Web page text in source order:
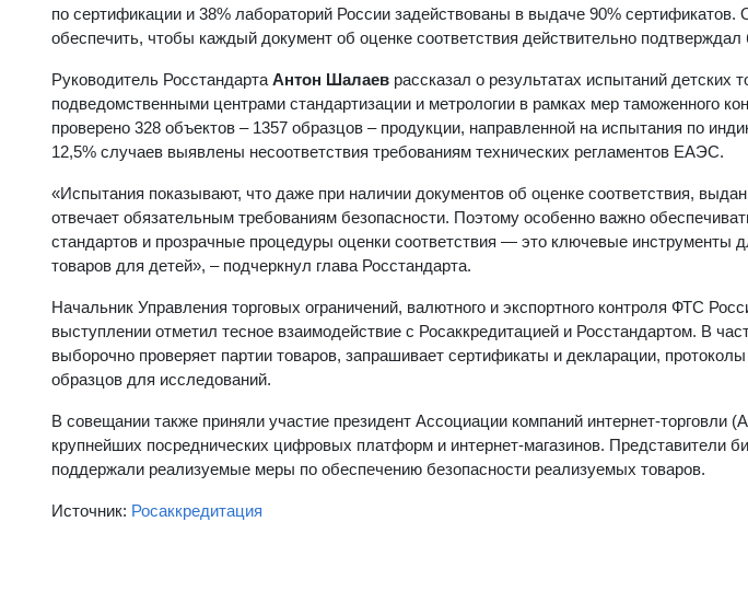
по сертификации и 38% лабораторий России задействованы в выдаче 90% сертификатов.
обеспечить, чтобы каждый документ об оценке соответствия действительно подтверждал
Руководитель Росстандарта Антон Шалаев рассказал о результатах испытаний детских
подведомственными центрами стандартизации и метрологии в рамках мер таможенного
проверено 328 объектов – 1357 образцов – продукции, направленной на испытания по
12,5% случаев выявлены несоответствия требованиям технических регламентов ЕАЭС.
«Испытания показывают, что даже при наличии документов об оценке соответствия,
отвечает обязательным требованиям безопасности. Поэтому особенно важно
стандартов и прозрачные процедуры оценки соответствия — это ключевые инструменты
товаров для детей», – подчеркнул глава Росстандарта.
Начальник Управления торговых ограничений, валютного и экспортного контроля ФТС
выступлении отметил тесное взаимодействие с Росаккредитацией и Росстандартом. В
выборочно проверяет партии товаров, запрашивает сертификаты и декларации,
образцов для исследований.
В совещании также приняли участие президент Ассоциации компаний интернет-торговли
крупнейших посреднических цифровых платформ и интернет-магазинов. Представители
поддержали реализуемые меры по обеспечению безопасности реализуемых товаров.
Источник: Росаккредитация